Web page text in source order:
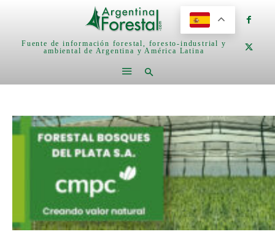
Fuente de información forestal, foresto-industrial y
ambiental de Argentina y América Latina